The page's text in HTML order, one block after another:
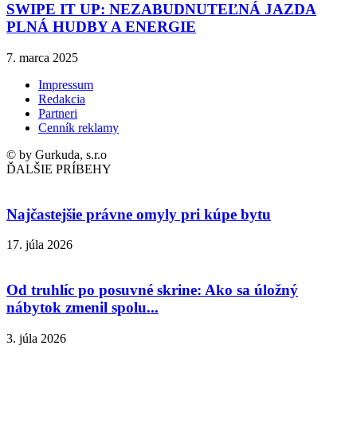
SWIPE IT UP: NEZABUDNUTEĽNÁ JAZDA
PLNÁ HUDBY A ENERGIE
7. marca 2025
Impressum
Redakcia
Partneri
Cenník reklamy
© by Gurkuda, s.r.o
ĎALŠIE PRÍBEHY
Najčastejšie právne omyly pri kúpe bytu
17. júla 2026
Od truhlíc po posuvné skrine: Ako sa úložný
nábytok zmenil spolu...
3. júla 2026